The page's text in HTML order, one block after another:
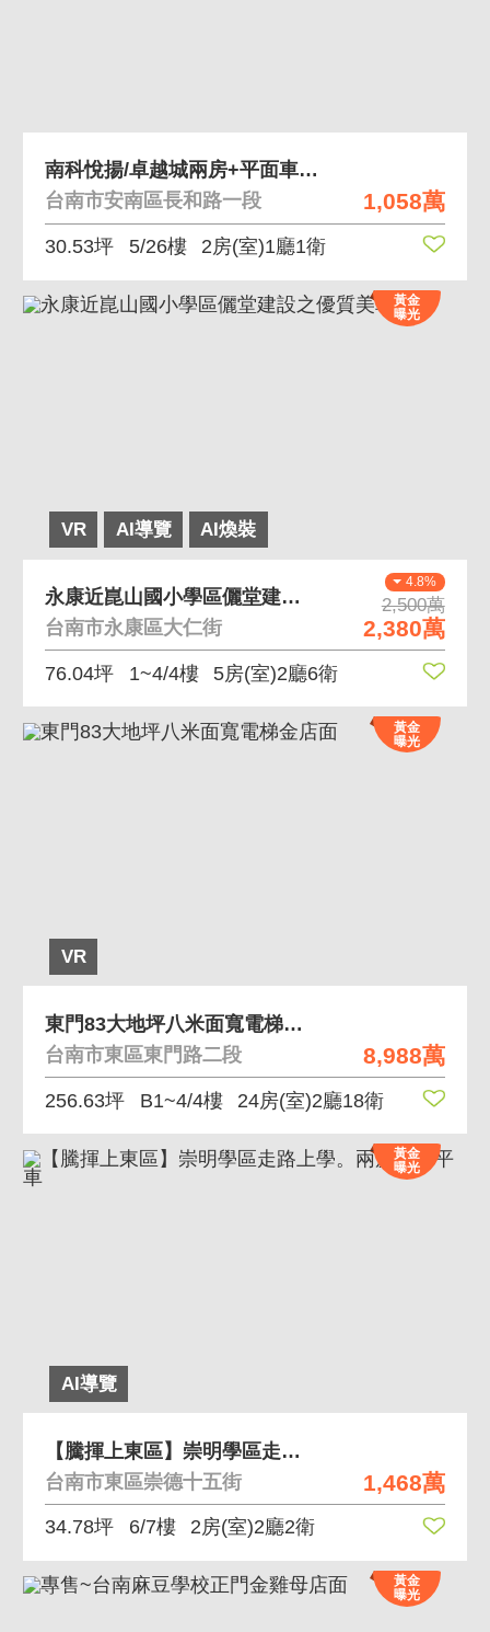
1,058萬
南科悅揚/卓越城兩房+平面車位B07-5
台南市安南區長和路一段
30.53坪 5/26樓 2房(室)1廳1衛
VR AI導覽 AI煥裝
黃金
曝光
4.8%
2,500萬
2,380萬
永康近崑山國小學區儷堂建設之優質美車墅
台南市永康區大仁街
76.04坪 1~4/4樓 5房(室)2廳6衛
VR
黃金
曝光
8,988萬
東門83大地坪八米面寬電梯金店面
台南市東區東門路二段
256.63坪 B1~4/4樓 24房(室)2廳18衛
AI導覽
黃金
曝光
1,468萬
【騰揮上東區】崇明學區走路上學。兩房兩衛平車
台南市東區崇德十五街
34.78坪 6/7樓 2房(室)2廳2衛
黃金
曝光